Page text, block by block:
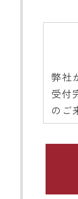
弊社
受付
のご
よう
関
携帯